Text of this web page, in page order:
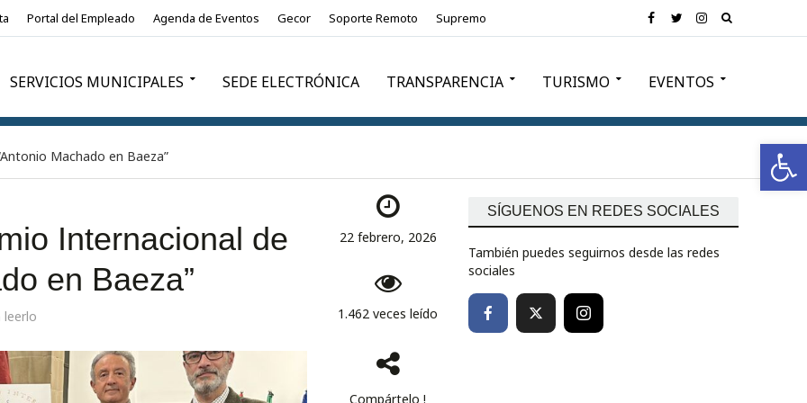
Portal del Empleado Agenda de Eventos Gecor Soporte Remoto Supremo
SERVICIOS MUNICIPALES SEDE ELECTRÓNICA TRANSPARENCIA TURISMO EVENTOS
Machado en Baeza”
22 febrero, 2026
1.462 veces leído
Compártelo !
Internacional de
en Baeza”
leerlo
SÍGUENOS EN REDES SOCIALES
También puedes seguirnos desde las redes
sociales
Abrir barra de herramientas